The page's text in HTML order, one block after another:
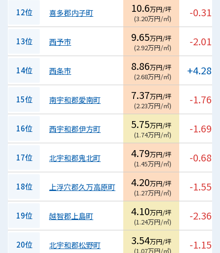
12位 喜多郡内子町 10.6万円/坪
(3.20万円/㎡) -0.31%
13位 西予市 9.65万円/坪
(2.92万円/㎡) -2.01%
14位 西条市 8.86万円/坪
(2.68万円/㎡) +4.28%
15位 南宇和郡愛南町 7.37万円/坪
(2.23万円/㎡) -1.76%
16位 西宇和郡伊方町 5.75万円/坪
(1.74万円/㎡) -1.69%
17位 北宇和郡鬼北町 4.79万円/坪
(1.45万円/㎡) -0.68%
18位 上浮穴郡久万高原町 4.20万円/坪
(1.27万円/㎡) -1.55%
19位 越智郡上島町 4.10万円/坪
(1.24万円/㎡) -2.36%
20位 北宇和郡松野町 3.54万円/坪
(1.07万円/㎡) -1.15%